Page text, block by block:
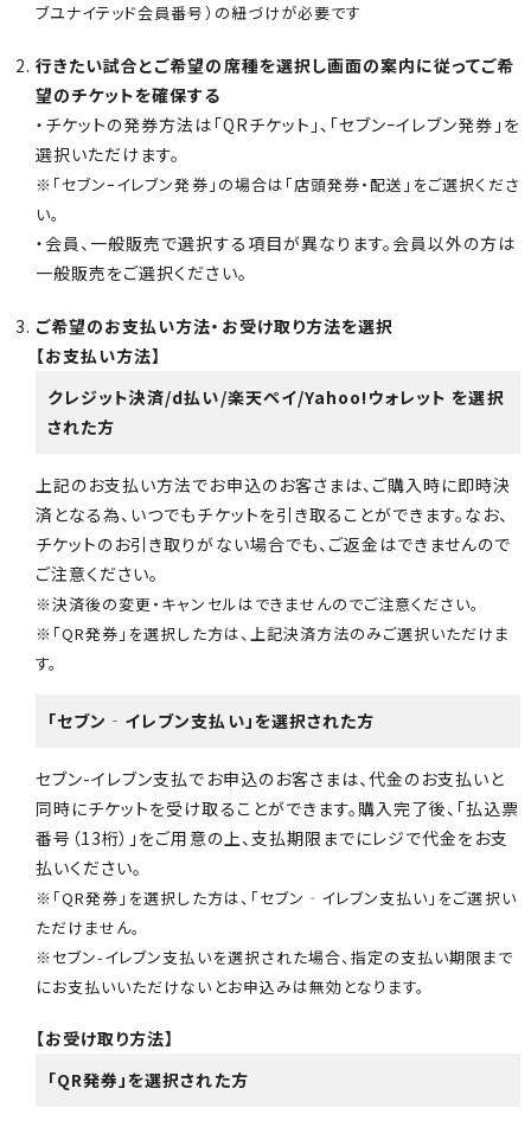
ブユナイテッド会員番号）の紐づけが必要です
行きたい試合とご希望の席種を選択し画面の案内に従ってご希
望のチケットを確保する
・チケットの発券方法は「QRチケット」、「セブンｰイレブン発券」を
選択いただけます。
※「セブンｰイレブン発券」の場合は「店頭発券・配送」をご選択くださ
い。
・会員、一般販売で選択する項目が異なります。会員以外の方は
一般販売をご選択ください。
ご希望のお支払い方法・お受け取り方法を選択
【お支払い方法】
クレジット決済/d払い/楽天ペイ/Yahoo!ウォレット を選択
された方
上記のお支払い方法でお申込のお客さまは、ご購入時に即時決
済となる為、いつでもチケットを引き取ることができます。なお、
チケットのお引き取りがない場合でも、ご返金はできませんので
ご注意ください。
※決済後の変更・キャンセルはできませんのでご注意ください。
※「QR発券」を選択した方は、上記決済方法のみご選択いただけま
す。
「セブン‐イレブン支払い」を選択された方
セブン-イレブン支払でお申込のお客さまは、代金のお支払いと
同時にチケットを受け取ることができます。購入完了後、「払込票
番号（13桁）」をご用意の上、支払期限までにレジで代金をお支
払いください。
※「QR発券」を選択した方は、「セブン‐イレブン支払い」をご選択い
ただけません。
※セブン-イレブン支払いを選択された場合、指定の支払い期限まで
にお支払いいただけないとお申込みは無効となります。
【お受け取り方法】
「QR発券」を選択された方